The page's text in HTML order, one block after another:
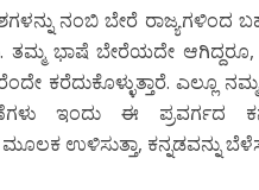
ನಂಬಿ ಬೇರೆ
ತಮ್ಮ ಭಾಷೆ ಬೇರೆಯದೇ
ಕರೆದುಕೊಳ್ಳುತ್ತಾರೆ.
ಇಂದು ಈ ಪ್ರವರ್ಗದ
ಉಳಿಸುತ್ತಾ, ಕನ್ನಡವನ್ನು